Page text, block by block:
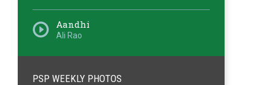
Aandhi
Ali Rao
PSP WEEKLY PHOTOS